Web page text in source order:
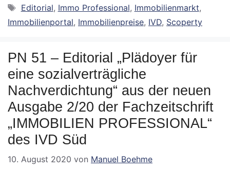
Schlagwörter
Editorial, Immo Professional, Immobilienmarkt,
Immobilienportal, Immobilienpreise, IVD, Scoperty
PN 51 – Editorial „Plädoyer für
eine sozialverträgliche
Nachverdichtung“ aus der neuen
Ausgabe 2/20 der Fachzeitschrift
„IMMOBILIEN PROFESSIONAL“
des IVD Süd
10. August 2020 von Manuel Boehme